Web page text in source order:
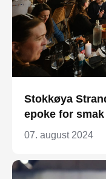
Stokkøya
epoke for
07. august 2024